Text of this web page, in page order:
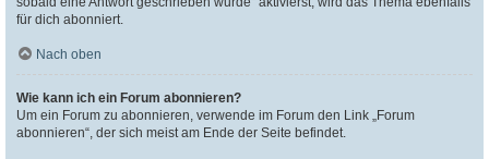
für dich abonniert.
Nach oben
Wie kann ich ein Forum abonnieren?
Um ein Forum zu abonnieren, verwende im Forum den Link „Forum
abonnieren“, der sich meist am Ende der Seite befindet.